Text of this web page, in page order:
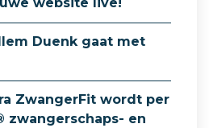
website live!
Duenk gaat met
ZwangerFit wordt per
zwangerschaps- en